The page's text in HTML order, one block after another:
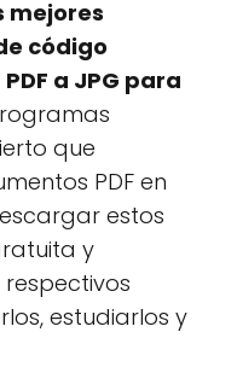
mejores
código
a JPG para
que
PDF en
estos
y
estudiarlos y